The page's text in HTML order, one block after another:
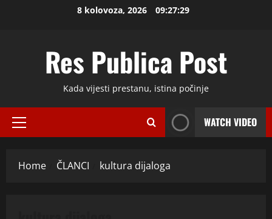
8 kolovoza, 2026 09:27:29
Res Publica Post
Kada vijesti prestanu, istina počinje
Primary
WATCH VIDEO
Home ČLANCI kultura dijaloga